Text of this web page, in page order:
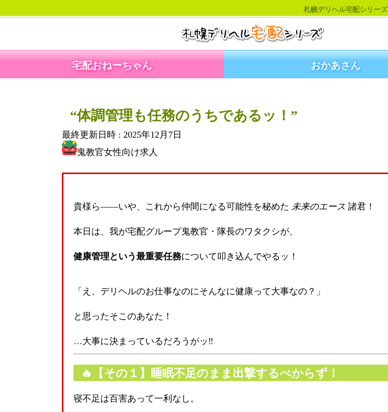
札幌デリヘル宅配シリーズ
宅配おねーちゃん おかあさん
“体調管理も任務のうちであるッ！”
最終更新日時 : 2025年12月7日
鬼教官女性向け求人
貴様ら——いや、これから仲間になる可能性を秘めた 未来のエース 諸君！
本日は、我が宅配グループ鬼教官・隊長のワタクシが、
健康管理という最重要任務について叩き込んでやるッ！
「え、デリヘルのお仕事なのにそんなに健康って大事なの？」
と思ったそこのあなた！
…大事に決まっているだろうがッ‼
🔥【その１】睡眠不足のまま出撃するべからず！
寝不足は百害あって一利なし。